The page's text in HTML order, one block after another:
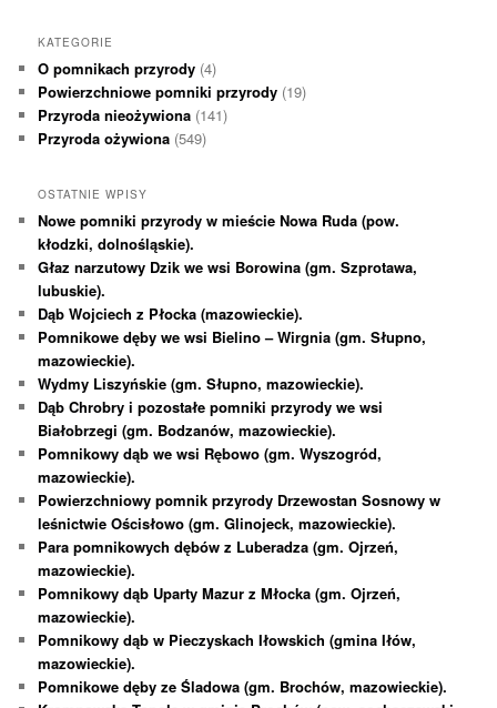
KATEGORIE
O pomnikach przyrody (4)
Powierzchniowe pomniki przyrody (19)
Przyroda nieożywiona (141)
Przyroda ożywiona (549)
OSTATNIE WPISY
Nowe pomniki przyrody w mieście Nowa Ruda (pow.
kłodzki, dolnośląskie).
Głaz narzutowy Dzik we wsi Borowina (gm. Szprotawa,
lubuskie).
Dąb Wojciech z Płocka (mazowieckie).
Pomnikowe dęby we wsi Bielino – Wirgnia (gm. Słupno,
mazowieckie).
Wydmy Liszyńskie (gm. Słupno, mazowieckie).
Dąb Chrobry i pozostałe pomniki przyrody we wsi
Białobrzegi (gm. Bodzanów, mazowieckie).
Pomnikowy dąb we wsi Rębowo (gm. Wyszogród,
mazowieckie).
Powierzchniowy pomnik przyrody Drzewostan Sosnowy w
leśnictwie Ościsłowo (gm. Glinojeck, mazowieckie).
Para pomnikowych dębów z Luberadza (gm. Ojrzeń,
mazowieckie).
Pomnikowy dąb Uparty Mazur z Młocka (gm. Ojrzeń,
mazowieckie).
Pomnikowy dąb w Pieczyskach Iłowskich (gmina Iłów,
mazowieckie).
Pomnikowe dęby ze Śladowa (gm. Brochów, mazowieckie).